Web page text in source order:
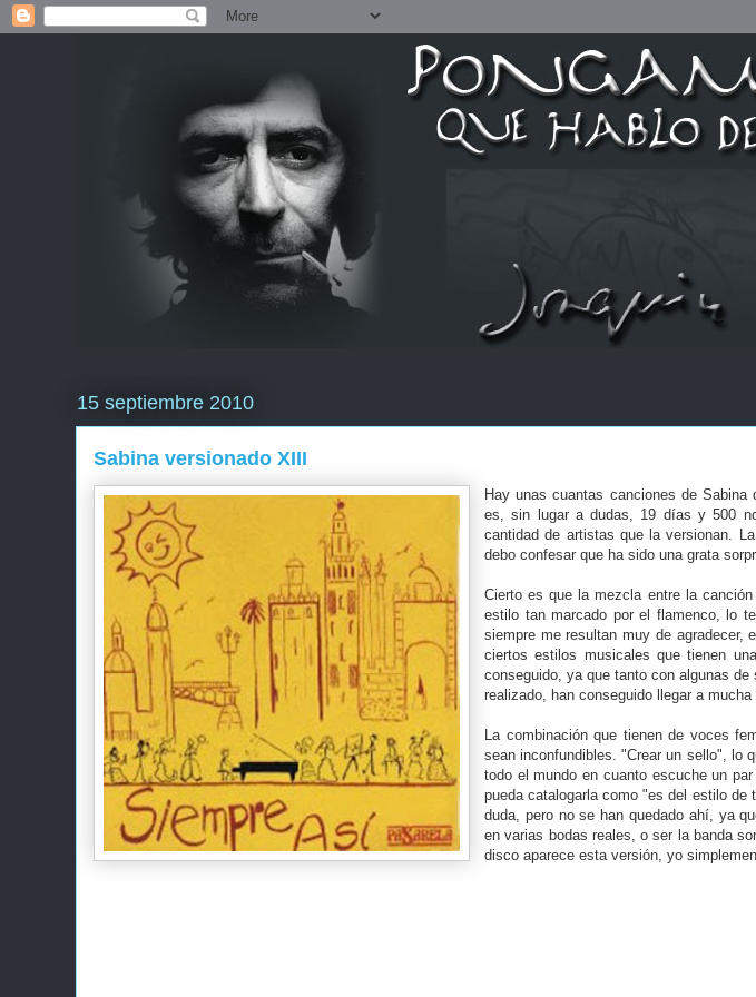
15 septiembre 2010
Sabina versionado XIII
Hay unas cuantas canciones de
es, sin lugar a dudas, 19 días y 500
cantidad de artistas que la versionan.
debo confesar que ha sido una grata
Cierto es que la mezcla entre la
estilo tan marcado por el flamenco, lo
siempre me resultan muy de agradecer,
ciertos estilos musicales que tienen
conseguido, ya que tanto con algunas
realizado, han conseguido llegar a mucha
La combinación que tienen de voces
sean inconfundibles. "Crear un sello", lo
todo el mundo en cuanto escuche un
pueda catalogarla como "es del estilo
duda, pero no se han quedado ahí, ya
en varias bodas reales, o ser la banda
disco aparece esta versión, yo